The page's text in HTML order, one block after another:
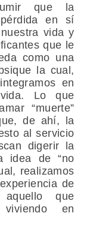
que la
en sí
vida y
que le
como una
la cual,
en
Lo que
“muerte”
de ahí, la
al servicio
digerir la
idea de “no
realizamos
de
aquello que
viviendo en